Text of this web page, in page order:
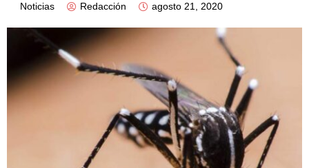
Noticias Redacción agosto 21, 2020